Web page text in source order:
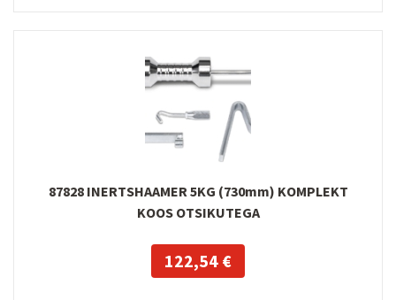
87828 INERTSHAAMER 5KG (730mm) KOMPLEKT
KOOS OTSIKUTEGA
122,54 €